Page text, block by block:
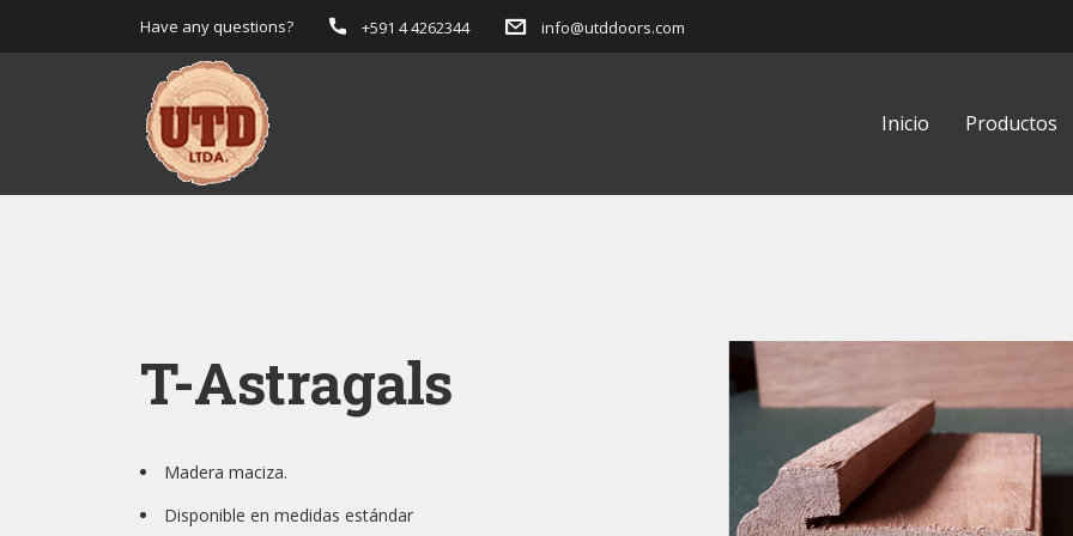
Have any questions? +591 4 4262344 info@utddoors.com
Inicio Productos
T-Astragals
Madera maciza.
Disponible en medidas estándar